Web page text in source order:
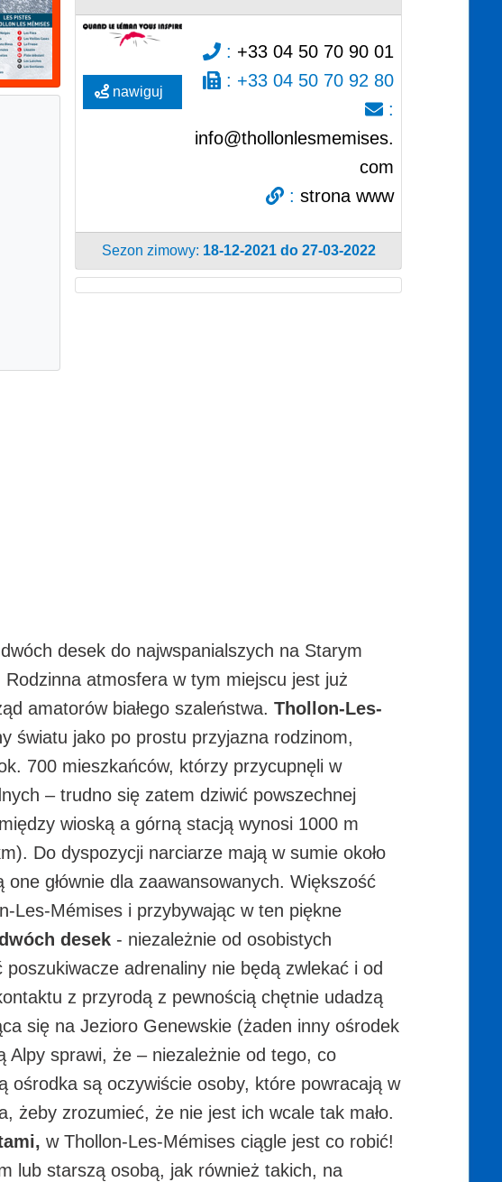
nawiguj
: +33 04 50 70 90 01
: +33 04 50 70 92 80
:
info@thollonlesmemises.
com
: strona www
Sezon zimowy: 18-12-2021 do 27-03-2022
desek do najwspanialszych na Starym
Rodzinna atmosfera w tym miejscu jest już
amatorów białego szaleństwa. Thollon-Les-
światu jako po prostu przyjazna rodzinom,
700 mieszkańców, którzy przycupnęli w
– trudno się zatem dziwić powszechnej
wioską a górną stacją wynosi 1000 m
Do dyspozycji narciarze mają w sumie około
głównie dla zaawansowanych. Większość
Les-Mémises i przybywając w ten piękne
desek - niezależnie od osobistych
adrenaliny nie będą zwlekać i od
z przyrodą z pewnością chętnie udadzą
się na Jezioro Genewskie (żaden inny ośrodek
Alpy sprawi, że – niezależnie od tego, co
ośrodka są oczywiście osoby, które powracają w
żeby zrozumieć, że nie jest ich wcale tak mało.
w Thollon-Les-Mémises ciągle jest co robić!
lub starszą osobą, jak również takich, na